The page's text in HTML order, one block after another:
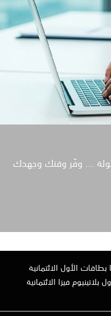
... وفّر وقتك وجهدك
بطاقات الأول الائتمانية
بلاتينيوم فيزا الائتمانية